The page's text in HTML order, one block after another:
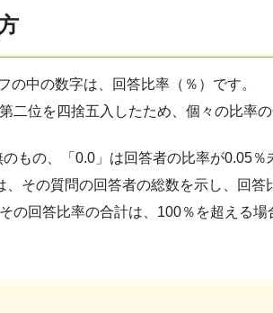
の中の数字は、回答比率（％）です。
二位を四捨五入したため、個々の比率
もの、「0.0」は回答者の比率が0.05
その質問の回答者の総数を示し、回答
の回答比率の合計は、100％を超える場